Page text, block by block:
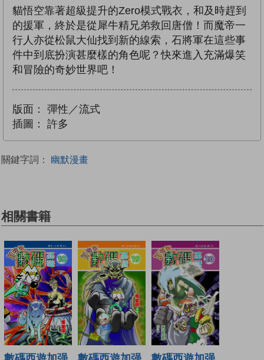
貓悟空靠著超級提升的Zero模式戰衣，和及時趕到
的援軍，終於是從犀牛精兄弟救回唐僧！而魔帝一
行人亦從松鼠大仙找到新的線索，石將軍在這些事
件中到底扮演甚麼樣的角色呢？快來進入充滿爆笑
和冒險的奇妙世界吧！
版面：
彈性／流式
插圖：
許多
關鍵字詞： 幽默漫畫
相關書籍